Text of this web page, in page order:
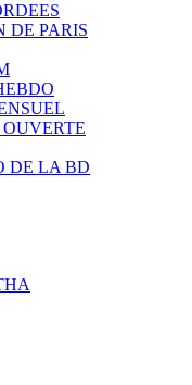
DE PARIS
DE LA BD